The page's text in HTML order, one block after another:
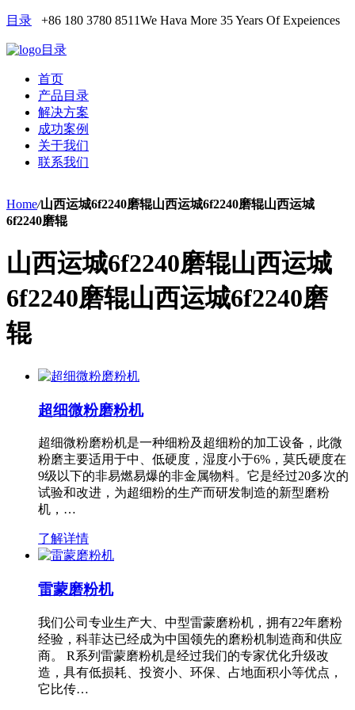
目录 +86 180 3780 8511We Hava More 35 Years Of Expeiences
目录
首页
产品目录
解决方案
成功案例
关于我们
联系我们
Home/山西运城6f2240磨辊山西运城6f2240磨辊山西运城
6f2240磨辊
山西运城6f2240磨辊山西运城
6f2240磨辊山西运城6f2240磨
辊
超细微粉磨粉机
超细微粉磨粉机是一种细粉及超细粉的加工设备，此微
粉磨主要适用于中、低硬度，湿度小于6%，莫氏硬度在
9级以下的非易燃易爆的非金属物料。它是经过20多次的
试验和改进，为超细粉的生产而研发制造的新型磨粉
机，…
了解详情
雷蒙磨粉机
我们公司专业生产大、中型雷蒙磨粉机，拥有22年磨粉
经验，科菲达已经成为中国领先的磨粉机制造商和供应
商。 R系列雷蒙磨粉机是经过我们的专家优化升级改
造，具有低损耗、投资小、环保、占地面积小等优点，
它比传…